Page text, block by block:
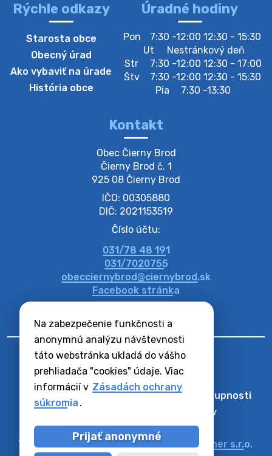
Na zabezpečenie funkčnosti a
anonymnú analýzu návštevnosti
táto webstránka ukladá do vášho
prehliadača "cookies" údaje. Viac
informácií v Zásadách ochrany
súkromia .
Prijať anonymné
Rýchle odkazy
Starosta obce
Obecný úrad
Ako vybaviť na úrade
História obce
Úradné hodiny
Pon
7:30 -12:00 12:30 - 15:30
Ut
Nestránkový deň
Str
7:30 -12:00 12:30 - 17:00
Štv
7:30 -12:00 12:30 - 15:30
Pia
7:30 -13:30
Kontakt
Obec Čierny Brod
Čierny Brod č. 1
925 08 Čierny Brod
IČO: 00305880
DIČ: 2021153519
Číslo účtu:
031/78 48 191
031/7020755
obecciernybrod@ciernybrod.sk
Facebook stránka
Odber RSS Mapa
Vyhlásenie o prístupnosti
Zásady ochrany osobných údajov
Nastaviť Cookies
Technický prevádzkovateľ: Alphabet partner s.r.o.